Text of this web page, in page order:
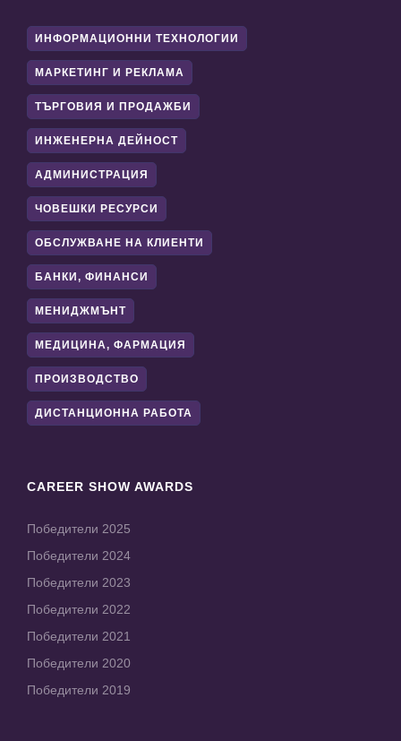
ИНФОРМАЦИОННИ ТЕХНОЛОГИИ
МАРКЕТИНГ И РЕКЛАМА
ТЪРГОВИЯ И ПРОДАЖБИ
ИНЖЕНЕРНА ДЕЙНОСТ
АДМИНИСТРАЦИЯ
ЧОВЕШКИ РЕСУРСИ
ОБСЛУЖВАНЕ НА КЛИЕНТИ
БАНКИ, ФИНАНСИ
МЕНИДЖМЪНТ
МЕДИЦИНА, ФАРМАЦИЯ
ПРОИЗВОДСТВО
ДИСТАНЦИОННА РАБОТА
CAREER SHOW AWARDS
Победители 2025
Победители 2024
Победители 2023
Победители 2022
Победители 2021
Победители 2020
Победители 2019